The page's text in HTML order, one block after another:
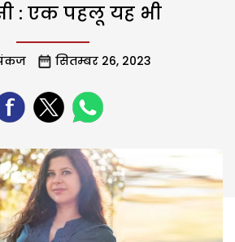
: एक पहलू यह भी
सितम्बर 26, 2023